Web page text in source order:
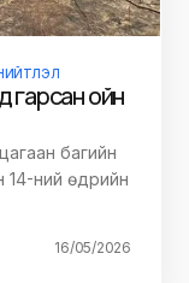
гарсан ойн
багийн
14-ний өдрийн
16/05/2026